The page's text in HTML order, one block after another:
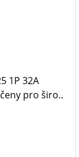
1P 32A
pro širo..